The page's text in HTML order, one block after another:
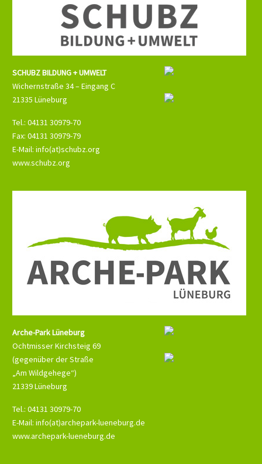
SCHUBZ BILDUNG + UMWELT
Wichernstraße 34 – Eingang C
21335 Lüneburg
Tel.: 04131 30979-70
Fax: 04131 30979-79
E-Mail: info(at)schubz.org
www.schubz.org
Arche-Park Lüneburg
Ochtmisser Kirchsteig 69
(gegenüber der Straße
„Am Wildgehege“)
21339 Lüneburg
Tel.: 04131 30979-70
E-Mail: info(at)archepark-lueneburg.de
www.archepark-lueneburg.de